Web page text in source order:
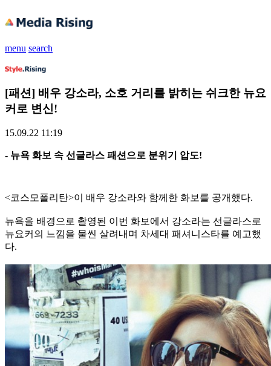
menu search
[패션] 배우 강소라, 소호 거리를 밝히는 쉬크한 뉴요
커로 변신!
15.09.22 11:19
- 뉴욕 화보 속 선글라스 패션으로 분위기 압도!
<코스모폴리탄>이 배우 강소라와 함께한 화보를 공개했다.
뉴욕을 배경으로 촬영된 이번 화보에서 강소라는 선글라스로
뉴요커의 느낌을 물씬 살려내며 차세대 패셔니스타를 예고했
다.